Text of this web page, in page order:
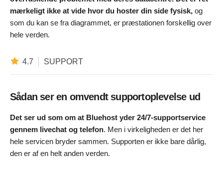
mærkeligt ikke at vide hvor du hoster din side fysisk, og
som du kan se fra diagrammet, er præstationen forskellig over
hele verden.
4.7 SUPPORT
Sådan ser en omvendt supportoplevelse ud
Det ser ud som om at Bluehost yder 24/7-supportservice
gennem livechat og telefon. Men i virkeligheden er det her
hele servicen bryder sammen. Supporten er ikke bare dårlig,
den er af en helt anden verden.